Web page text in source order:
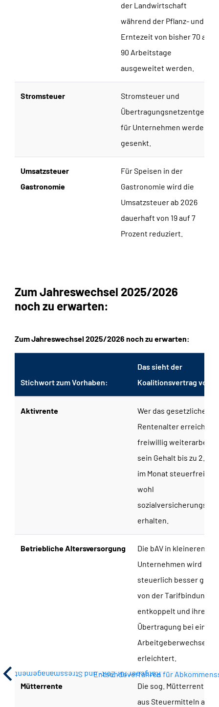
der Landwirtschaft
während der Pflanz- und
Erntezeit von bisher 70 auf
90 Arbeitstage
ausgeweitet werden.
Stromsteuer
Stromsteuer und
Übertragungsnetzentgelte
für Unternehmen werden
gesenkt.
Umsatzsteuer
Gastronomie
Für Speisen in der
Gastronomie wird die
Umsatzsteuer ab 2026
dauerhaft von 19 auf 7
Prozent reduziert.
Zum Jahreswechsel 2025/2026
noch zu erwarten:
Zum Jahreswechsel 2025/2026 noch zu erwarten:
Stichwort zum Vorhaben:
Das sieht der
Koalitionsvertrag vor:
Aktivrente
Wer das gesetzliche
Rentenalter erreicht
freiwillig
sein Gehalt bis zu 2.000
im Monat steuerfrei
wohl
erhalten.
Betriebliche Altersversorgung
Die bAV in kleineren
Unternehmen wird
steuerlich besser
von der Tarifbindung
entkoppelt und ihre
Übertragung bei einem
Arbeitgeberwechsel
erleichtert.
Mütterrente
Die sog. Mütterrente III
aus Steuermitteln auf
Ratgeber für Zeit- und Stressmanagement
Entsendeverfahren für